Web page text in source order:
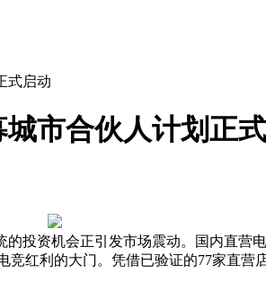
式启动
市合伙人计划正
的投资机会正引发市场震动。国内直
红利的大门。凭借已验证的77家直